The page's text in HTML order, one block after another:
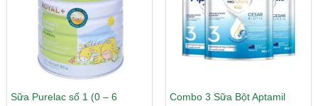
Sữa Purelac số 1 (0 – 6
Combo 3 Sữa Bột Aptamil